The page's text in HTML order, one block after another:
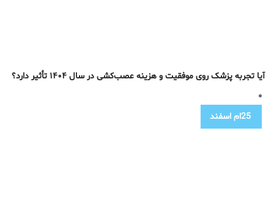
آیا تجربه پزشک روی موفقیت و هزینه عصب‌کشی در سال ۱۴۰۴ تأثیر دارد؟
25ام اسفند